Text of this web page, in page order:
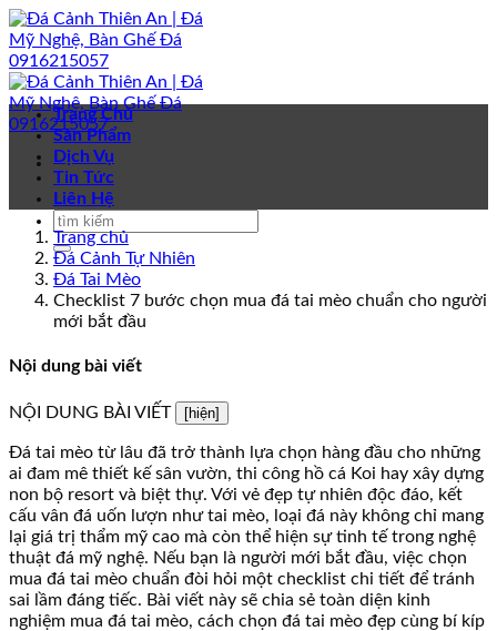
Bỏ
qua
nội
dung
Trang Chủ
Sản Phẩm
Dịch Vụ
Tin Tức
Liên Hệ
Trang chủ
Đá Cảnh Tự Nhiên
Đá Tai Mèo
Checklist 7 bước chọn mua đá tai mèo chuẩn cho người
mới bắt đầu
Nội dung bài viết
NỘI DUNG BÀI VIẾT [hiện]
Đá tai mèo từ lâu đã trở thành lựa chọn hàng đầu cho những
ai đam mê thiết kế sân vườn, thi công hồ cá Koi hay xây dựng
non bộ resort và biệt thự. Với vẻ đẹp tự nhiên độc đáo, kết
cấu vân đá uốn lượn như tai mèo, loại đá này không chỉ mang
lại giá trị thẩm mỹ cao mà còn thể hiện sự tinh tế trong nghệ
thuật đá mỹ nghệ. Nếu bạn là người mới bắt đầu, việc chọn
mua đá tai mèo chuẩn đòi hỏi một checklist chi tiết để tránh
sai lầm đáng tiếc. Bài viết này sẽ chia sẻ toàn diện kinh
nghiệm mua đá tai mèo, cách chọn đá tai mèo đẹp cùng bí kíp